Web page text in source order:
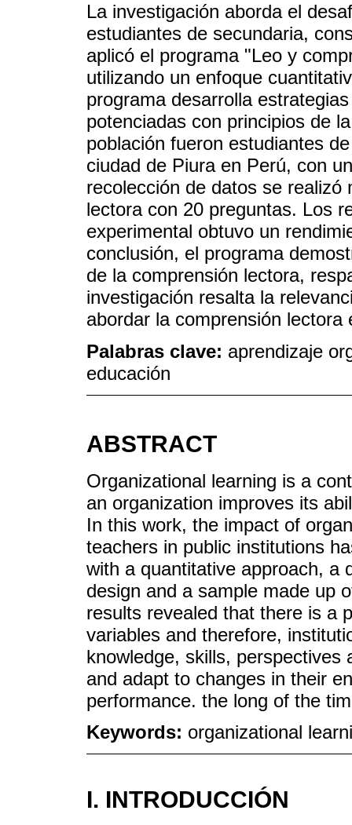
La investigación aborda el
estudiantes de secundaria,
aplicó el programa "Leo y
utilizando un enfoque
programa desarrolla
potenciadas con principios de
población fueron estudiantes
ciudad de Piura en Perú, con
recolección de datos se
lectora con 20 preguntas. Los
experimental obtuvo un
conclusión, el programa
de la comprensión lectora,
investigación resalta la
abordar la comprensión
Palabras clave: aprendizaje
educación
ABSTRACT
Organizational learning is a
an organization improves its
In this work, the impact of
teachers in public institutions
with a quantitative approach, a
design and a sample made up
results revealed that there is a
variables and therefore,
knowledge, skills,
and adapt to changes in their
performance. the long of the
Keywords: organizational
I. INTRODUCCIÓN